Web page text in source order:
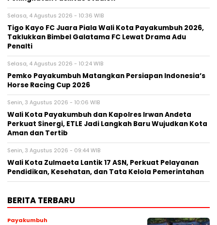
Selasa, 4 Agustus 2026 - 10:36 WIB
Tigo Kayo FC Juara Piala Wali Kota Payakumbuh 2026,
Taklukkan Bimbel Galatama FC Lewat Drama Adu
Penalti
Selasa, 4 Agustus 2026 - 10:24 WIB
Pemko Payakumbuh Matangkan Persiapan Indonesia’s
Horse Racing Cup 2026
Senin, 3 Agustus 2026 - 10:06 WIB
Wali Kota Payakumbuh dan Kapolres Irwan Andeta
Perkuat Sinergi, ETLE Jadi Langkah Baru Wujudkan Kota
Aman dan Tertib
Senin, 3 Agustus 2026 - 09:44 WIB
Wali Kota Zulmaeta Lantik 17 ASN, Perkuat Pelayanan
Pendidikan, Kesehatan, dan Tata Kelola Pemerintahan
BERITA TERBARU
Payakumbuh